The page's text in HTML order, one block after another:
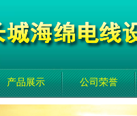
产品展示 公司荣誉